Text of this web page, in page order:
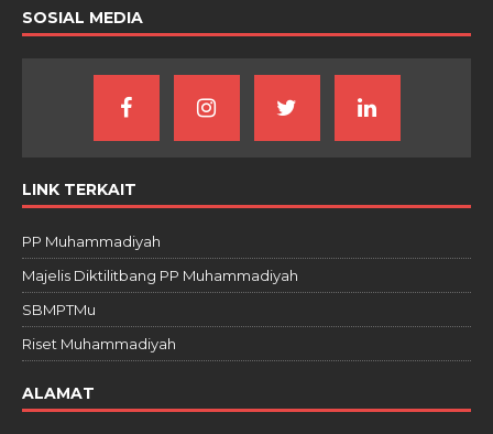
SOSIAL MEDIA
LINK TERKAIT
PP Muhammadiyah
Majelis Diktilitbang PP Muhammadiyah
SBMPTMu
Riset Muhammadiyah
ALAMAT